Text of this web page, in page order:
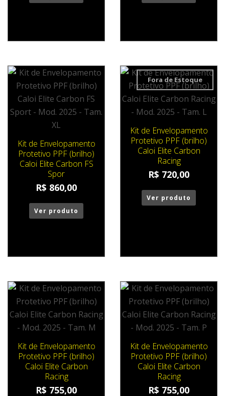
Kit de Envelopamento
Protetivo PPF (brilho)
Caloi Elite Carbon FS
Spor
R$ 860,00
Ver produto
Kit de Envelopamento
Protetivo PPF (brilho)
Caloi Elite Carbon
Racing
Fora de Estoque
R$ 720,00
Ver produto
Kit de Envelopamento
Protetivo PPF (brilho)
Caloi Elite Carbon
Racing
R$ 755,00
Kit de Envelopamento
Protetivo PPF (brilho)
Caloi Elite Carbon
Racing
R$ 755,00